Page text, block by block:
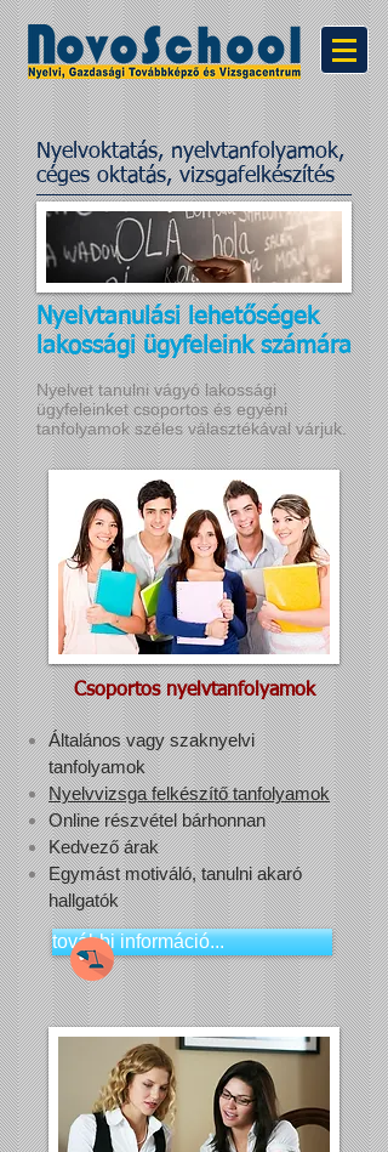
Nyelvoktatás, nyelvtanfolyamok,
céges oktatás, vizsgafelkészítés
Nyelvtanulási lehetőségek
lakossági ügyfeleink számára
Nyelvet tanulni vágyó lakossági
ügyfeleinket csoportos és egyéni
tanfolyamok széles választékával várjuk.
Csoportos nyelvtanfolyamok
Általános vagy szaknyelvi
tanfolyamok
Nyelvvizsga felkészítő tanfolyamok
Online részvétel bárhonnan
Kedvező árak
Egymást motiváló, tanulni akaró
hallgatók
további információ...